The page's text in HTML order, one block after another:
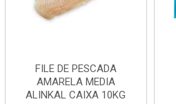
FILE DE PESCADA
AMARELA MEDIA
ALINKAL CAIXA 10KG